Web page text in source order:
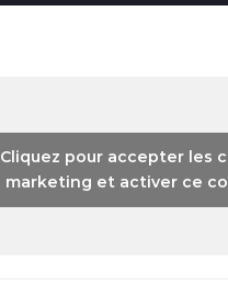
Cliquez pour accepter les
marketing et activer ce